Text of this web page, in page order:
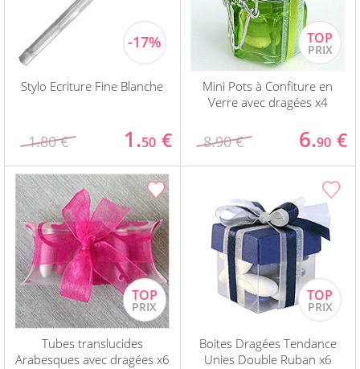
Stylo Ecriture Fine Blanche
1.80 € 1.50 €
Mini Pots à Confiture en
Verre avec dragées x4
8.90 € 6.90 €
Tubes translucides
Arabesques avec dragées x6
Boites Dragées Tendance
Unies Double Ruban x6